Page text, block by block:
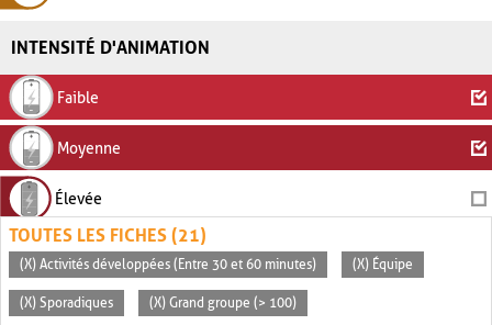
INTENSITÉ D'ANIMATION
Faible
Moyenne
Élevée
TOUTES LES FICHES (21)
(X) Activités développées (Entre 30 et 60 minutes) (X) Équipe
(X) Sporadiques (X) Grand groupe (> 100)